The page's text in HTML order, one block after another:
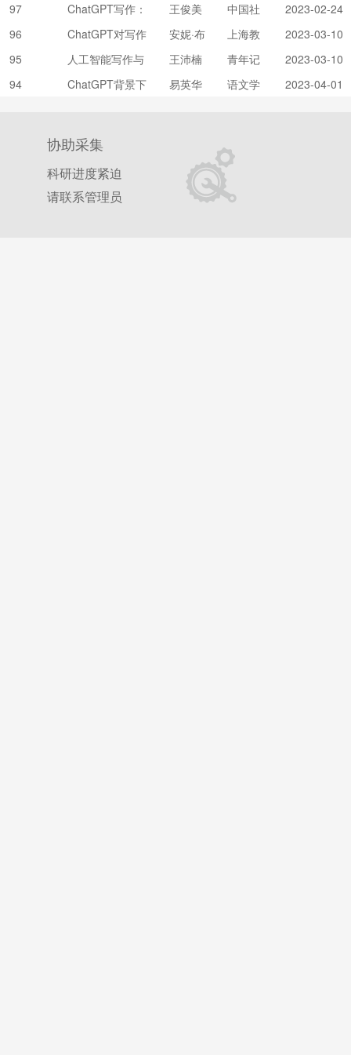
的是什么
97
ChatGPT写作：
出版界怎么看
王俊美
中国社
会科学
报
2023-02-24
96
ChatGPT对写作
教学意味着什么?
安妮·布
鲁德;赵
佩瑶
上海教
育
2023-03-10
95
人工智能写作与
算法素养教育的
兴起——以Chat
王沛楠
青年记
2023-03-10
94
ChatGPT背景下
易英华
语文学
2023-04-01
协助采集
科研进度紧迫
请联系管理员